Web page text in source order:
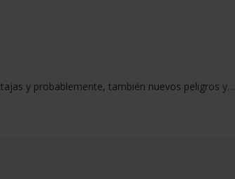
y probablemente, también nuevos peligros y…